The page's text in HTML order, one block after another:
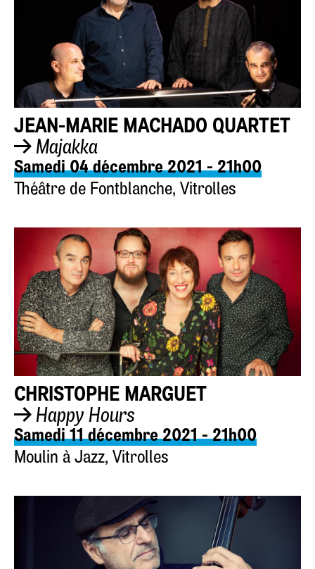
JEAN-MARIE MACHADO QUARTET
Majakka
Samedi 04 décembre 2021 - 21h00
Théâtre de Fontblanche, Vitrolles
CHRISTOPHE MARGUET
Happy Hours
Samedi 11 décembre 2021 - 21h00
Moulin à Jazz, Vitrolles